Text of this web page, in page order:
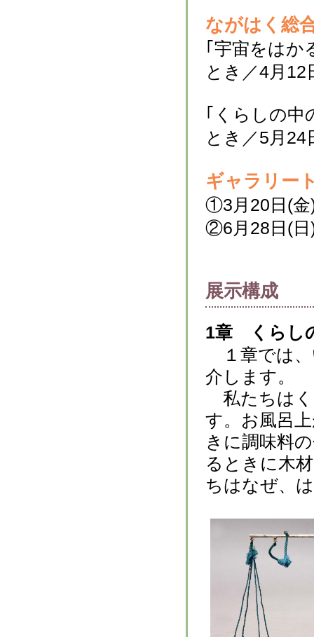
ながはく総
｢宇宙をはか
とき／4月
｢くらしの中
とき／5月
ギャラリー
①3月20日(
②6月28日(
展示構成
1章 くらし
１章では、
介します。
私たちはく
す。お風呂
きに調味料
るときに木
ちはなぜ、